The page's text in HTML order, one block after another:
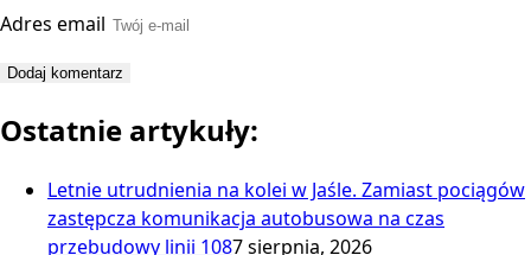
Adres email
Ostatnie artykuły:
Letnie utrudnienia na kolei w Jaśle. Zamiast pociągów
zastępcza komunikacja autobusowa na czas
przebudowy linii 1087 sierpnia, 2026